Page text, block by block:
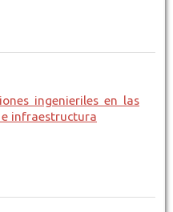
ingenieriles en las
infraestructura